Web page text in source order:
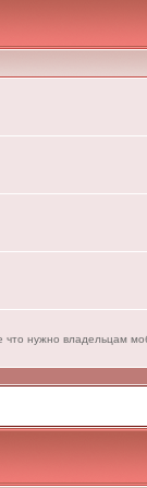
нужно владельцам